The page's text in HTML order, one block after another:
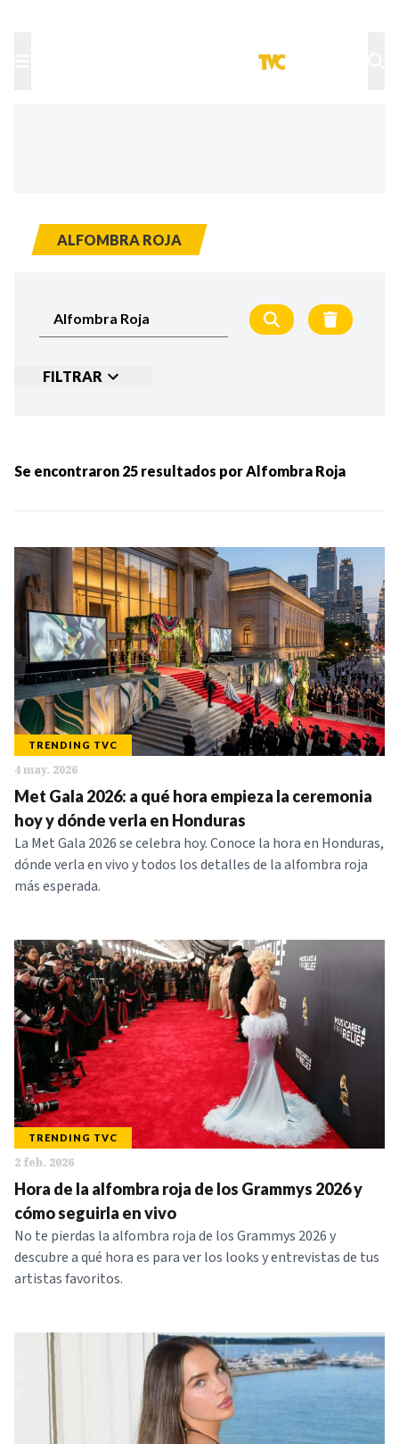
ALFOMBRA ROJA
FILTRAR
MÁS RECIENTES
MENOS RECIENTES
Periodo:
IR
NOTICIAS
SERIES
Se encontraron 25 resultados porAlfombra Roja
TRENDING TVC
4 may. 2026
Met Gala 2026: a qué hora empieza la ceremonia
hoy y dónde verla en Honduras
La Met Gala 2026 se celebra hoy. Conoce la hora en Honduras,
dónde verla en vivo y todos los detalles de la alfombra roja
más esperada.
TRENDING TVC
2 feb. 2026
Hora de la alfombra roja de los Grammys 2026 y
cómo seguirla en vivo
No te pierdas la alfombra roja de los Grammys 2026 y
descubre a qué hora es para ver los looks y entrevistas de tus
artistas favoritos.